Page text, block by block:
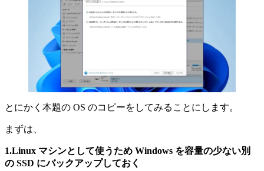
とにかく本題の OS のコピーをしてみることにします。
まずは、
1.Linux マシンとして使うため Windows を容量の少ない別
の SSD にバックアップしておく